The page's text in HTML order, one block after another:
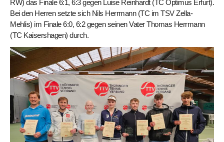
RW) das Finale 6:1, 6:3 gegen Luise Reinhardt (TC Optimus Erfurt).
Bei den Herren setzte sich Nils Herrmann (TC im TSV Zella-
Mehlis) im Finale 6:0, 6:2 gegen seinen Vater Thomas Herrmann
(TC Kaisershagen) durch.